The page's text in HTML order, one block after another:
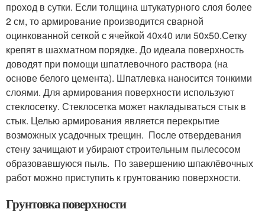
проход в сутки. Если толщина штукатурного слоя более
2 см, то армирование производится сварной
оцинкованной сеткой с ячейкой 40х40 или 50х50.Сетку
крепят в шахматном порядке. До идеала поверхность
доводят при помощи шпатлевочного раствора (на
основе белого цемента). Шпатлевка наносится тонкими
слоями. Для армирования поверхности используют
стеклосетку. Стеклосетка может накладываться стык в
стык. Целью армирования является перекрытие
возможных усадочных трещин. После отвердевания
стену зачищают и убирают строительным пылесосом
образовавшуюся пыль. По завершению шпаклёвочных
работ можно приступить к грунтованию поверхности.
Грунтовка поверхности